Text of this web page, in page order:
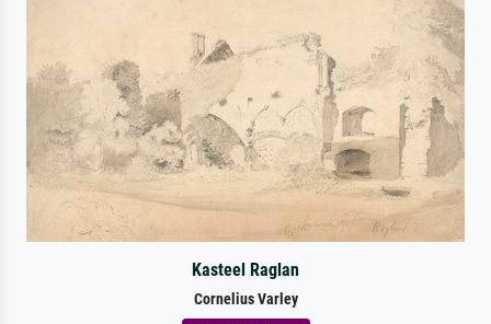
Kasteel Raglan
Cornelius Varley